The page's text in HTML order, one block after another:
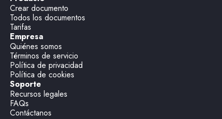
Crear documento
Todos los documentos
Tarifas
Empresa
Quiénes somos
Términos de servicio
Política de privacidad
Política de cookies
Soporte
Recursos legales
FAQs
Contáctanos